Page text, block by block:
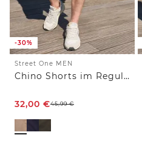
-30%
Street One MEN
Chino Shorts im Regular Fit
32,00 €45,99€